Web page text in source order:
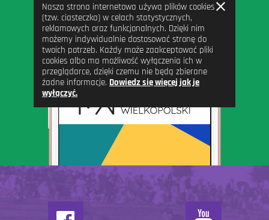
Nasza strona internetowa używa plików cookies
(tzw. ciasteczka) w celach statystycznych,
reklamowych oraz funkcjonalnych. Dzięki nim
możemy indywidualnie dostosować stronę do
twoich potrzeb. Każdy może zaakceptować pliki
cookies albo ma możliwość wyłączenia ich w
przeglądarce, dzięki czemu nie będą zbierane
żadne informacje. Dowiedz się więcej jak je
wyłączyć.